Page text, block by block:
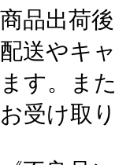
商品出荷
配送やキ
ます。ま
お受け取